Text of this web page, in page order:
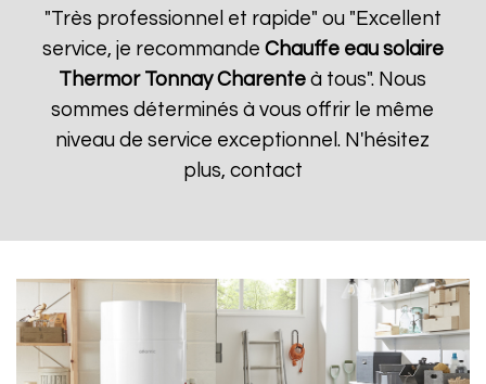
"Très professionnel et rapide" ou "Excellent
service, je recommande Chauffe eau solaire
Thermor Tonnay Charente à tous". Nous
sommes déterminés à vous offrir le même
niveau de service exceptionnel. N'hésitez
plus, contact